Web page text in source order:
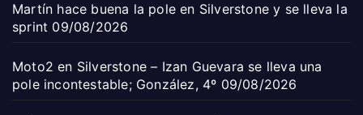
Martín hace buena la pole en Silverstone y se lleva la
sprint 09/08/2026
Moto2 en Silverstone – Izan Guevara se lleva una
pole incontestable; González, 4º 09/08/2026